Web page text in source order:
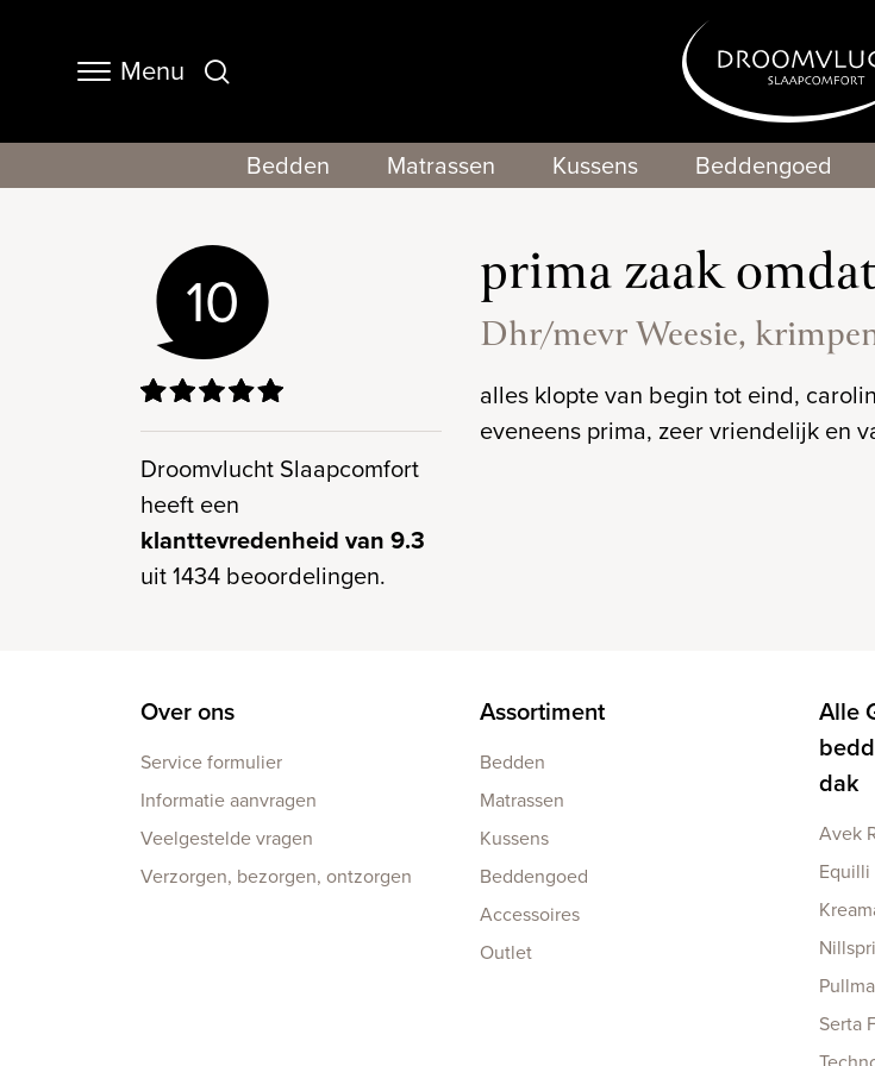
Navigation
Menu
Bedden Matrassen Kussens Beddengoed
prima zaak
Dhr/mevr Weesie,
alles klopte van begin tot eind,
eveneens prima, zeer vriendelijk en
10
Droomvlucht Slaapcomfort
heeft een
klanttevredenheid van 9.3
uit 1434 beoordelingen.
Over ons
Service formulier
Informatie aanvragen
Veelgestelde vragen
Verzorgen, bezorgen, ontzorgen
Assortiment
Bedden
Matrassen
Kussens
Beddengoed
Accessoires
Outlet
Alle
dak
Avek
Equilli
Serta